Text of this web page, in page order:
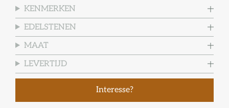
KENMERKEN
EDELSTENEN
MAAT
LEVERTIJD
Interesse?